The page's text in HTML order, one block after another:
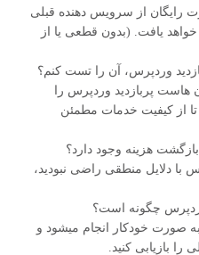
رایگان از سرویس دهنده قبلی
یافت. (بدون قطعی یا از
وردپرس، آن را تست کنم؟
هاست پربازدید وردپرس را
کرده تا از کیفیت خدمات مطمئن
هزینه وجود دارد؟
از سرویس با دلایل منطقی راضی نبودید،
چگونه است؟
صورت خودکار انجام میشود و
بازیابی کنید.